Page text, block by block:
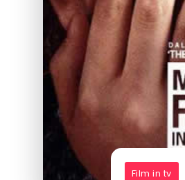
Film in tv